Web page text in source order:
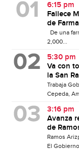
6:15 pm
Fallece
de
De una
2,000...
5:30 pm
Va con
la San
Trabaja
Cepeda,
3:16 pm
Avanza
de
Ramos
El